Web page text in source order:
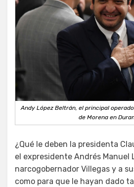
Andy López Beltrán, el principal
de Morena en
¿Qué le deben la presidenta
el expresidente Andrés Manuel
narcogobernador Villegas y a
como para que le hayan dado